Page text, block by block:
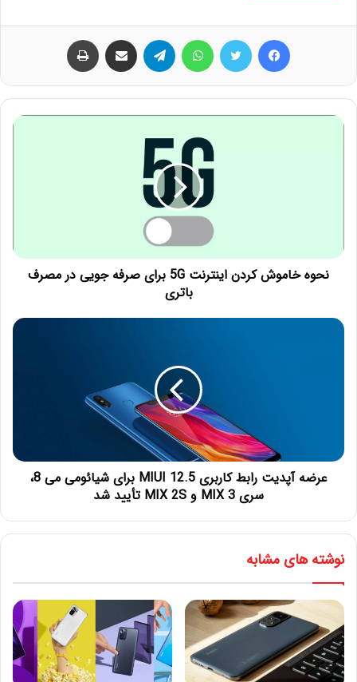
نحوه خاموش کردن اینترنت 5G برای صرفه جویی در مصرف
باتری
عرضه آپدیت رابط کاربری MIUI 12.5 برای شیائومی می 8،
سری MIX 3 و MIX 2S تأیید شد
نوشته های مشابه